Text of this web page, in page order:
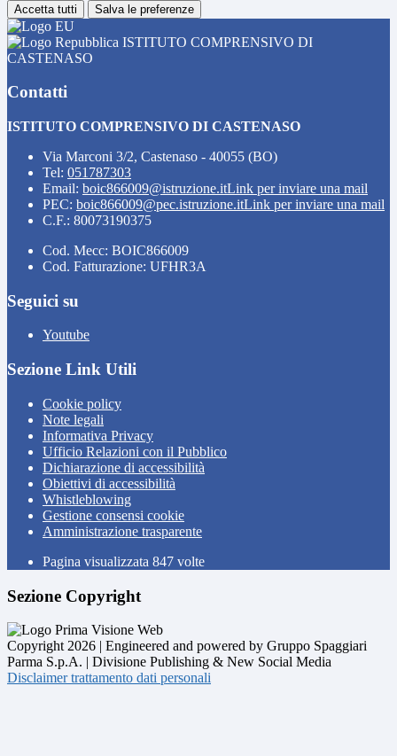
Accetta tutti Salva le preferenze
ISTITUTO COMPRENSIVO DI
CASTENASO
Contatti
ISTITUTO COMPRENSIVO DI CASTENASO
Via Marconi 3/2, Castenaso - 40055 (BO)
Tel: 051787303
Email: boic866009@istruzione.itLink per inviare una mail
PEC: boic866009@pec.istruzione.itLink per inviare una mail
C.F.: 80073190375
Cod. Mecc: BOIC866009
Cod. Fatturazione: UFHR3A
Seguici su
Youtube
Sezione Link Utili
Cookie policy
Note legali
Informativa Privacy
Ufficio Relazioni con il Pubblico
Dichiarazione di accessibilità
Obiettivi di accessibilità
Whistleblowing
Gestione consensi cookie
Amministrazione trasparente
Pagina visualizzata 847 volte
Sezione Copyright
Copyright 2026 | Engineered and powered by Gruppo Spaggiari
Parma S.p.A. | Divisione Publishing & New Social Media
Disclaimer trattamento dati personali